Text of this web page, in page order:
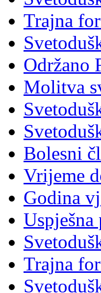
Trajna
Održano
Molitva
Bolesni
Vrijeme
Godina
Uspješna
Trajna